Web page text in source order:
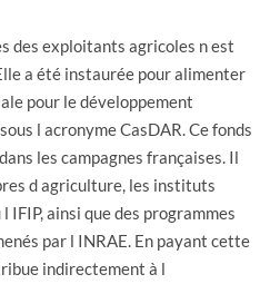
des exploitants agricoles n est
a été instaurée pour alimenter
pour le développement
l acronyme CasDAR. Ce fonds
les campagnes françaises. Il
d agriculture, les instituts
IFIP, ainsi que des programmes
par l INRAE. En payant cette
indirectement à l